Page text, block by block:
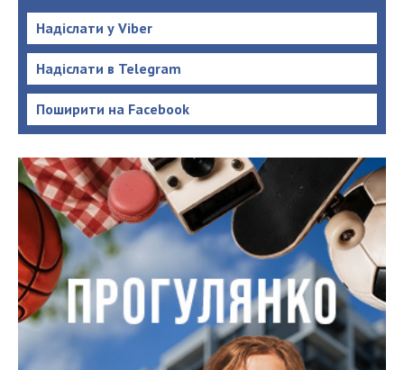
Надіслати у Viber
Надіслати в Telegram
Поширити на Facebook